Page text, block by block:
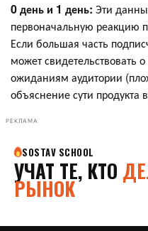
0 день и 1 день: Эти
первоначальную реакцию
Если большая часть
может свидетельствовать
ожиданиям аудитории
объяснение сути продукта
РЕКЛАМА